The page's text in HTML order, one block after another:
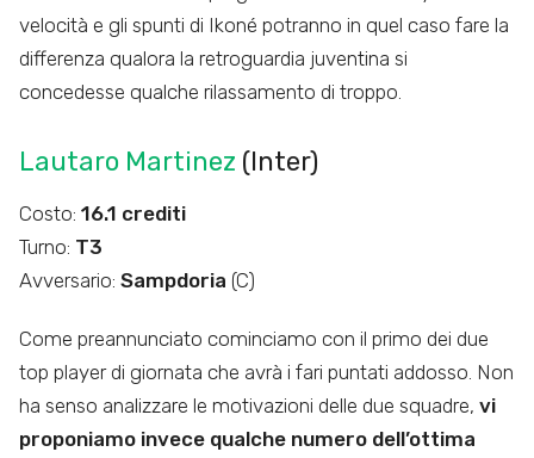
velocità e gli spunti di Ikoné potranno in quel caso fare la
differenza qualora la retroguardia juventina si
concedesse qualche rilassamento di troppo.
Lautaro Martinez (Inter)
Costo: 16.1 crediti
Turno: T3
Avversario: Sampdoria (C)
Come preannunciato cominciamo con il primo dei due
top player di giornata che avrà i fari puntati addosso. Non
ha senso analizzare le motivazioni delle due squadre, vi
proponiamo invece qualche numero dell’ottima